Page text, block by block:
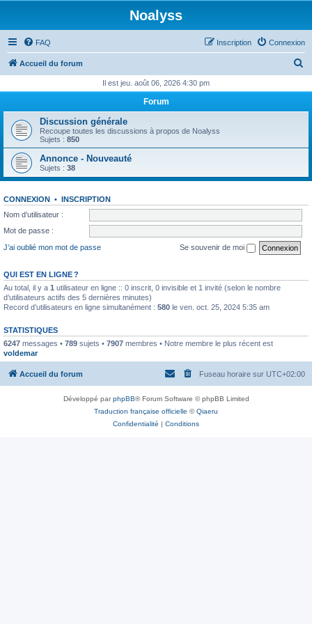
Noalyss
FAQ Connexion
Inscription
Accueil du forum
h
r
h
Il est jeu. août 06, 2026 4:30 pm
Forum
Discussion générale
Recoupe toutes les discussions à propos de Noalyss
Sujets : 850
Annonce - Nouveauté
Sujets : 38
CONNEXION • INSCRIPTION
Nom d’utilisateur :
Mot de passe :
J’ai oublié mon mot de passe
Se souvenir de moi
QUI EST EN LIGNE ?
Au total, il y a 1 utilisateur en ligne :: 0 inscrit, 0 invisible et 1 invité (selon le nombre
d’utilisateurs actifs des 5 dernières minutes)
Record d’utilisateurs en ligne simultanément : 580 le ven. oct. 25, 2024 5:35 am
STATISTIQUES
6247 messages • 789 sujets • 7907 membres • Notre membre le plus récent est
voldemar
Accueil du forum Fuseau horaire sur UTC+02:00
Développé parphpBB® Forum Software © phpBB Limited
Traduction française officielle ©Qiaeru
Confidentialité | Conditions